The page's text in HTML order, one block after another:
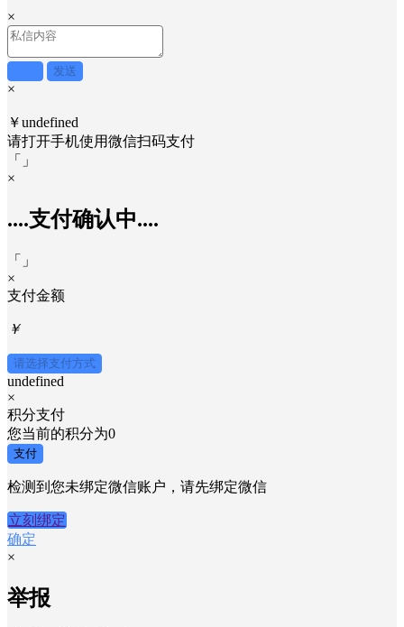
×
发送
×
￥undefined
请打开手机使用微信扫码支付
「
」
×
....支付确认中....
「
」
×
支付金额
￥
请选择支付方式
undefined
×
积分支付
您当前的积分为0
支付
检测到您未绑定微信账户，请先绑定微信
立刻绑定
确定
×
举报